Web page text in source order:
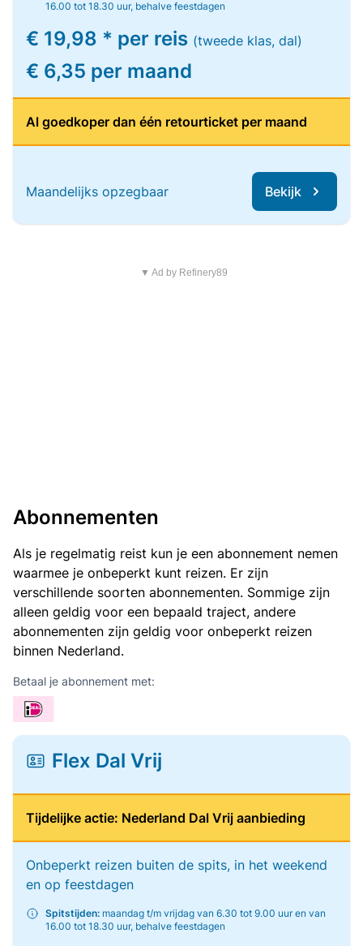
16.00 tot 18.30 uur, behalve feestdagen
€ 19,98 * per reis (tweede klas, dal)
€ 6,35 per maand
Al goedkoper dan één retourticket per maand
Maandelijks opzegbaar Bekijk
▼ Ad by Refinery89
Abonnementen
Als je regelmatig reist kun je een abonnement nemen
waarmee je onbeperkt kunt reizen. Er zijn
verschillende soorten abonnementen. Sommige zijn
alleen geldig voor een bepaald traject, andere
abonnementen zijn geldig voor onbeperkt reizen
binnen Nederland.
Betaal je abonnement met:
Flex Dal Vrij
Tijdelijke actie: Nederland Dal Vrij aanbieding
Onbeperkt reizen buiten de spits, in het weekend
en op feestdagen
Spitstijden: maandag t/m vrijdag van 6.30 tot 9.00 uur en van
16.00 tot 18.30 uur, behalve feestdagen